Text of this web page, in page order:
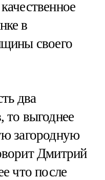
в
своего
два
то выгоднее
загородную
Дмитрий
что после